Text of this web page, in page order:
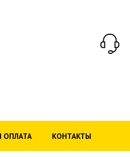
ОПЛАТА КОНТАКТЫ